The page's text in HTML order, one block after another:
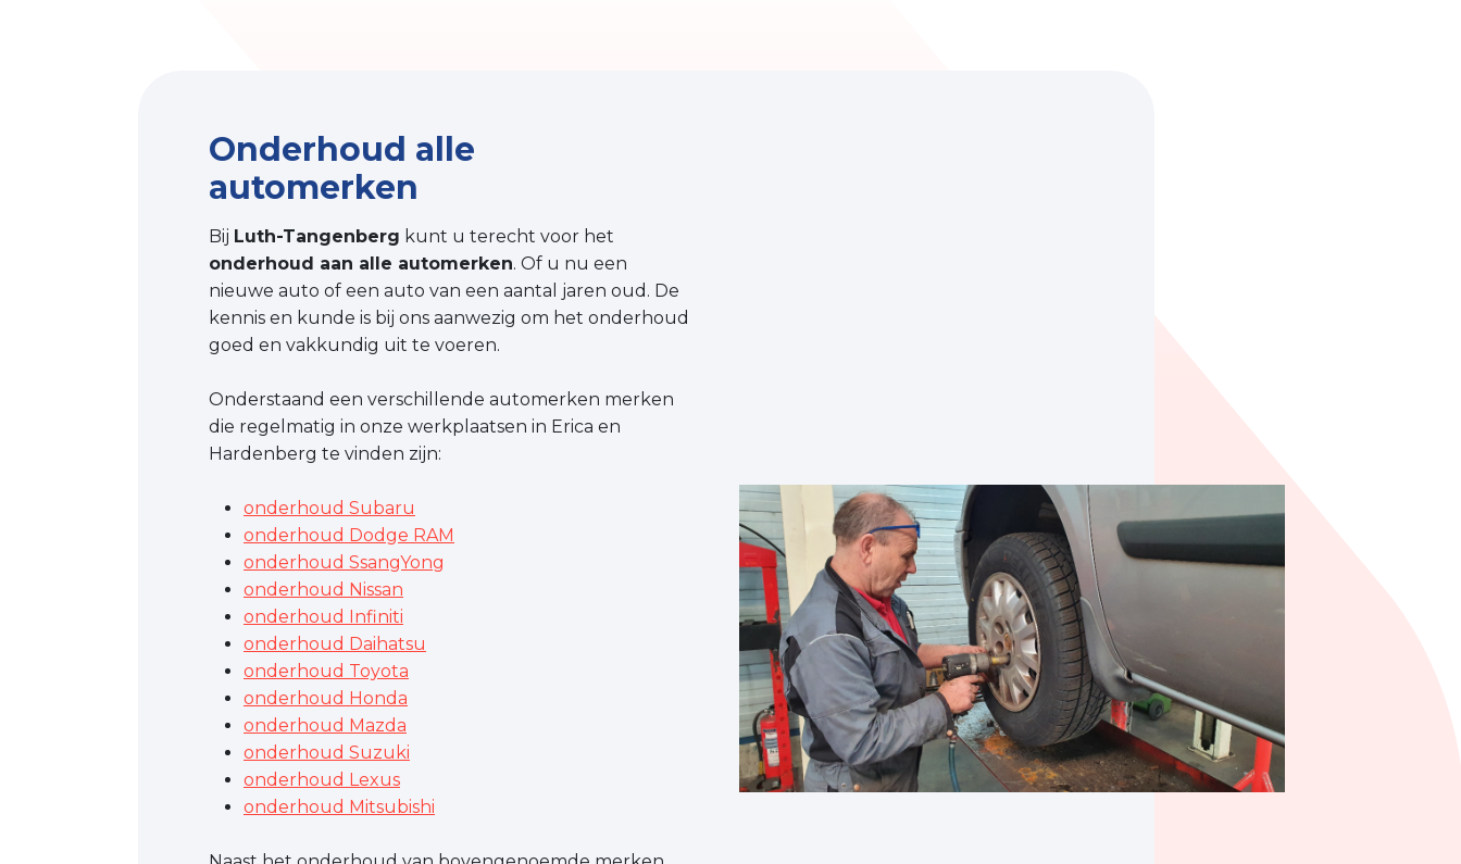
Onderhoud alle
automerken
Bij Luth-Tangenberg kunt u terecht voor het
onderhoud aan alle automerken. Of u nu een
nieuwe auto of een auto van een aantal jaren oud. De
kennis en kunde is bij ons aanwezig om het onderhoud
goed en vakkundig uit te voeren.
Onderstaand een verschillende automerken merken
die regelmatig in onze werkplaatsen in Erica en
Hardenberg te vinden zijn:
onderhoud Subaru
onderhoud Dodge RAM
onderhoud SsangYong
onderhoud Nissan
onderhoud Infiniti
onderhoud Daihatsu
onderhoud Toyota
onderhoud Honda
onderhoud Mazda
onderhoud Suzuki
onderhoud Lexus
onderhoud Mitsubishi